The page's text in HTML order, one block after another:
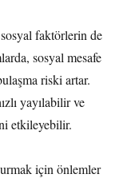
sosyal faktörlerin de
sosyal mesafe
riski artar.
yayılabilir ve
etkileyebilir.
için önlemler